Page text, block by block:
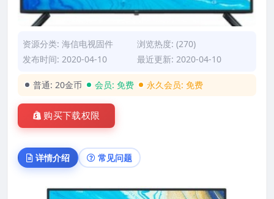
资源分类: 海信电视固件
浏览热度: (270)
发布时间: 2020-04-10
最近更新: 2020-04-10
普通: 20金币 会员: 免费 永久会员: 免费
购买下载权限
详情介绍 常见问题